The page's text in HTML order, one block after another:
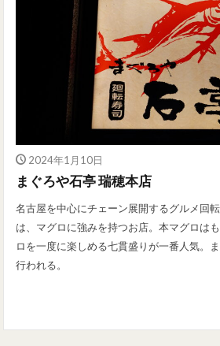
2024年1月10日
まぐろや石亭 瑞穂本店
名古屋を中心にチェーン展開するグルメ回
は、マグロに強みを持つお店。本マグロは
ロを一度に楽しめる七貫盛りが一番人気。
行われる。